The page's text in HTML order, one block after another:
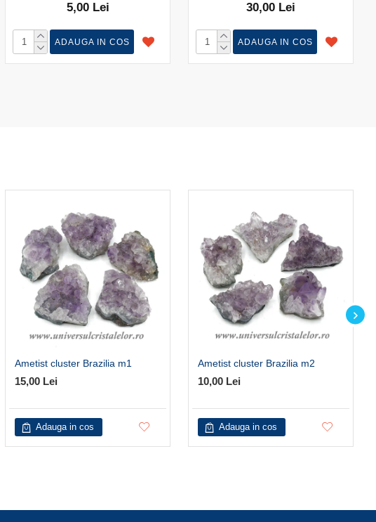
5,00 Lei
ADAUGA IN COS
30,00 Lei
ADAUGA IN COS
Ametist cluster Brazilia m1
15,00 Lei
Adauga in cos
Ametist cluster Brazilia m2
10,00 Lei
Adauga in cos